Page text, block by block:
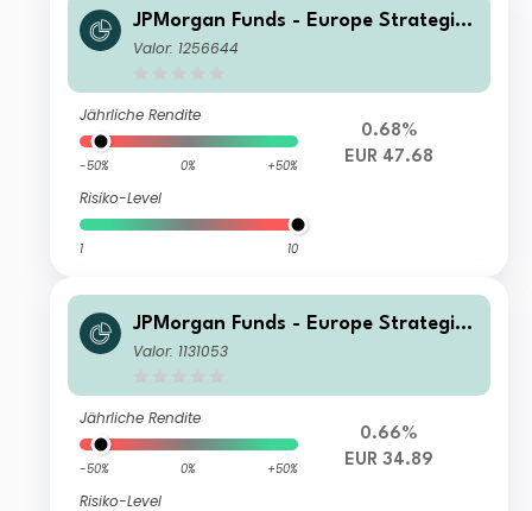
JPMorgan Funds - Europe Strategic
Value Fund C (acc) EUR
Valor: 1256644
Jährliche Rendite
-50% 0% +50%
Risiko-Level
1 10
0.68%
EUR 47.68
JPMorgan Funds - Europe Strategic
Value Fund D (acc) EUR
Valor: 1131053
Jährliche Rendite
-50% 0% +50%
Risiko-Level
0.66%
EUR 34.89